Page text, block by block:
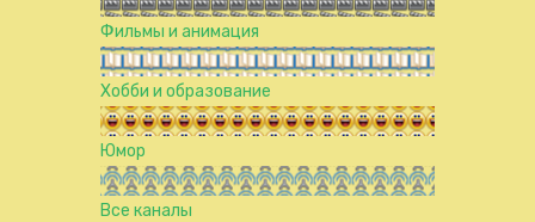
Фильмы и анимация
Хобби и образование
Юмор
Все каналы